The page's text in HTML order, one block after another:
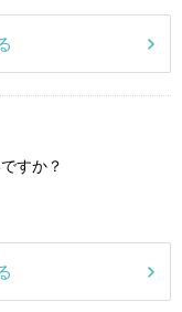
すか？